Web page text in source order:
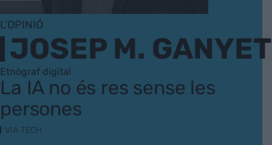
L'OPINIÓ
JOSEP M. GANYET
Etnògraf digital
La IA no és res sense les
persones
VIA TECH